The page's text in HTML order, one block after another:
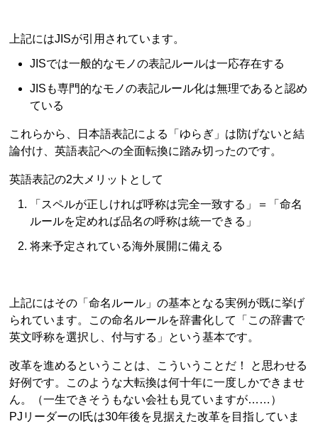
上記にはJISが引用されています。
JISでは一般的なモノの表記ルールは一応存在する
JISも専門的なモノの表記ルール化は無理であると認め
ている
これらから、日本語表記による「ゆらぎ」は防げないと結
論付け、英語表記への全面転換に踏み切ったのです。
英語表記の2大メリットとして
「スペルが正しければ呼称は完全一致する」＝「命名
ルールを定めれば品名の呼称は統一できる」
将来予定されている海外展開に備える
上記にはその「命名ルール」の基本となる実例が既に挙げ
られています。この命名ルールを辞書化して「この辞書で
英文呼称を選択し、付与する」という基本です。
改革を進めるということは、こういうことだ！ と思わせる
好例です。このような大転換は何十年に一度しかできませ
ん。（一生できそうもない会社も見ていますが……）
PJリーダーのI氏は30年後を見据えた改革を目指していま